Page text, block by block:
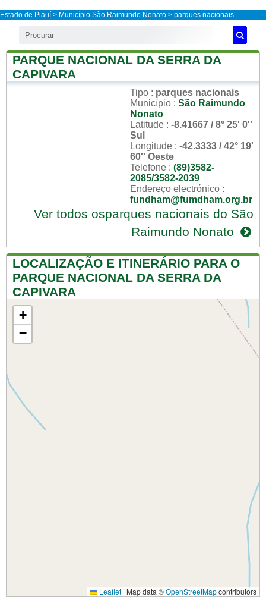
Estado de Piauí > Município São Raimundo Nonato > parques nacionais
PARQUE NACIONAL DA SERRA DA
CAPIVARA
Tipo : parques nacionais
Município : São Raimundo
Nonato
Latitude : -8.41667 / 8° 25' 0''
Sul
Longitude : -42.3333 / 42° 19'
60'' Oeste
Telefone : (89)3582-
2085/3582-2039
Endereço electrónico :
fundham@fumdham.org.br
Ver todos osparques nacionais do São
Raimundo Nonato
LOCALIZAÇÃO E ITINERÁRIO PARA O
PARQUE NACIONAL DA SERRA DA
CAPIVARA
+
−
Leaflet | Map data ©OpenStreetMapcontributors